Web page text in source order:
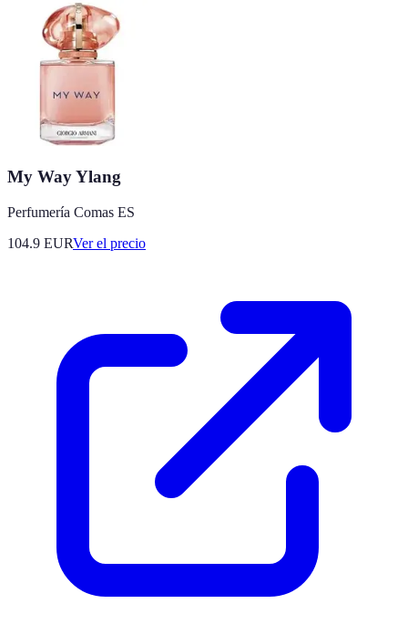
My Way Ylang
Perfumería Comas ES
104.9 EURVer el precio